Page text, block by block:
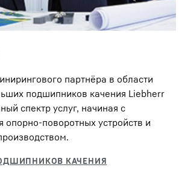
партнёра в области
подшипников качения Liebherr
спектр услуг, начиная с
опорно-поворотных устройств и